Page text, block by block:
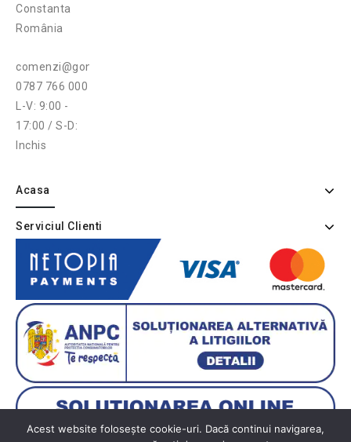
Constanta
România
comenzi@gonga.ro
0787 766 000
L-V: 9:00 -
17:00 / S-D:
Inchis
Acasa
Serviciul Clienti
Acest website folosește cookie-uri. Dacă continui navigarea,